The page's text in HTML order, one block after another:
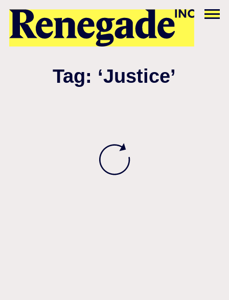
Tag: ‘Justice’